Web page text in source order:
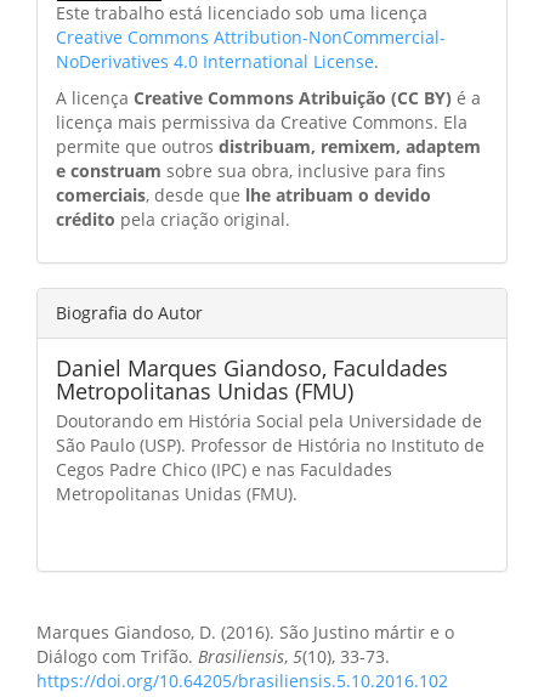
Este trabalho está licenciado sob uma licença
Creative Commons Attribution-NonCommercial-
NoDerivatives 4.0 International License.
A licença Creative Commons Atribuição (CC BY) é a
licença mais permissiva da Creative Commons. Ela
permite que outros distribuam, remixem, adaptem
e construam sobre sua obra, inclusive para fins
comerciais, desde que lhe atribuam o devido
crédito pela criação original.
Biografia do Autor
Daniel Marques Giandoso, Faculdades
Metropolitanas Unidas (FMU)
Doutorando em História Social pela Universidade de
São Paulo (USP). Professor de História no Instituto de
Cegos Padre Chico (IPC) e nas Faculdades
Metropolitanas Unidas (FMU).
Marques Giandoso, D. (2016). São Justino mártir e o
Diálogo com Trifão. Brasiliensis, 5(10), 33-73.
https://doi.org/10.64205/brasiliensis.5.10.2016.102